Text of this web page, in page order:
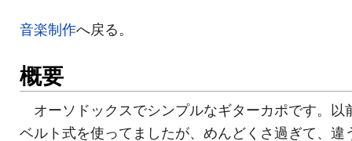
音楽制作へ戻る。
概要
オーソドックスでシンプルなギターカポです。以
ベルト式を使ってましたが、めんどくさ過ぎて、違